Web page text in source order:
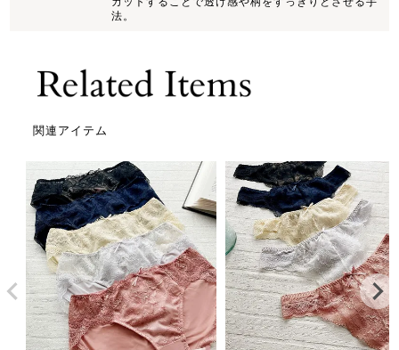
法。
関連アイテム